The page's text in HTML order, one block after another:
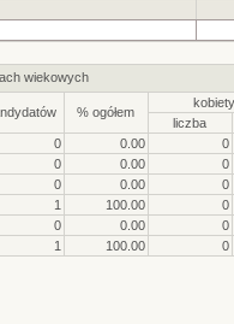
wiekowych
% ogółem
kobiety
liczba
0 0.00 0
0 0.00 0
0 0.00 0
1 100.00 0
0 0.00 0
1 100.00 0